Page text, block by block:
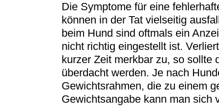
Die Symptome für eine
können in der Tat vielseitig
beim Hund sind oftmals ein
nicht richtig eingestellt ist.
kurzer Zeit merkbar zu, so sollte
überdacht werden. Je nach
Gewichtsrahmen, die zu einem
Gewichtsangabe kann man sich